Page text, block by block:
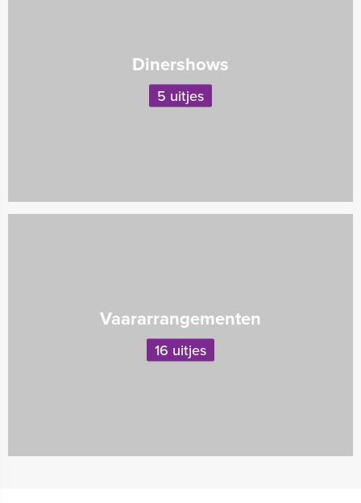
Dinershows
5 uitjes
Vaararrangementen
16 uitjes